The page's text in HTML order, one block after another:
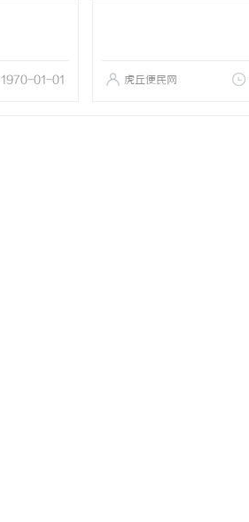
1970-01-01 虎丘便民网